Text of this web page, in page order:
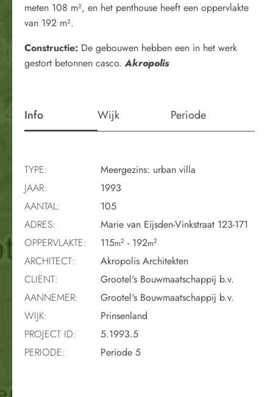
meten 108 m², en het penthouse heeft een oppervlakte
van 192 m².
Constructie: De gebouwen hebben een in het werk
gestort betonnen casco.Akropolis
Info Wijk Periode
TYPE:
Meergezins: urban villa
JAAR:
1993
AANTAL:
105
ADRES:
Marie van Eijsden-Vinkstraat 123-171
OPPERVLAKTE:
115m2 - 192m2
ARCHITECT:
Akropolis Architekten
CLIËNT:
Grootel's Bouwmaatschappij b.v.
AANNEMER:
Grootel's Bouwmaatschappij b.v.
WIJK:
Prinsenland
PROJECT ID:
5.1993.5
PERIODE:
Periode 5